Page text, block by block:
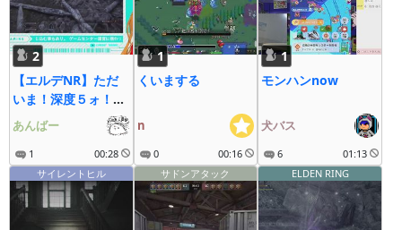
2
【エルデNR】ただ
いま！深度５ォ！
（ひっし
あんばー
1 00:28
1
くいまする
n
0 00:16
1
モンハンnow
犬バス
6
01:13
サイレントヒル
サドンアタック ELDEN RING